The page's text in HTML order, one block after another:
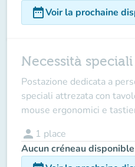
date_rangeVoir la prochaine
Necessità speciali
Postazione dedicata a
speciali attrezata con
mouse ergonomici e
person 1 place
Aucun créneau